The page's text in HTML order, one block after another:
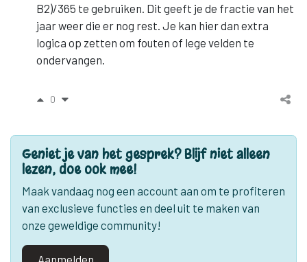
B2)/365 te gebruiken. Dit geeft je de fractie van het
jaar weer die er nog rest. Je kan hier dan extra
logica op zetten om fouten of lege velden te
ondervangen.
0
Geniet je van het gesprek? Blijf niet alleen
lezen, doe ook mee!
Maak vandaag nog een account aan om te profiteren
van exclusieve functies en deel uit te maken van
onze geweldige community!
Aanmelden